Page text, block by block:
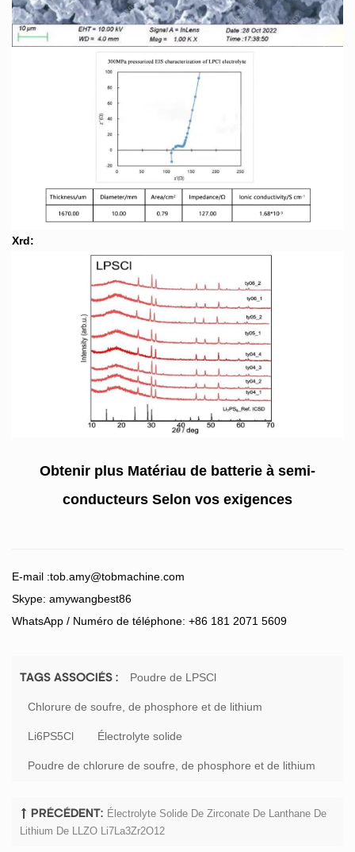
Xrd:
Obtenir plus Matériau de batterie à semi-
conducteurs Selon vos exigences
E-mail :tob.amy@tobmachine.com
Skype: amywangbest86
WhatsApp / Numéro de téléphone: +86 181 2071 5609
TAGS ASSOCIÉS : Poudre de LPSCl
Chlorure de soufre, de phosphore et de lithium
Li6PS5Cl Électrolyte solide
Poudre de chlorure de soufre, de phosphore et de lithium
PRÉCÉDENT: Électrolyte Solide De Zirconate De Lanthane De
Lithium De LLZO Li7La3Zr2O12